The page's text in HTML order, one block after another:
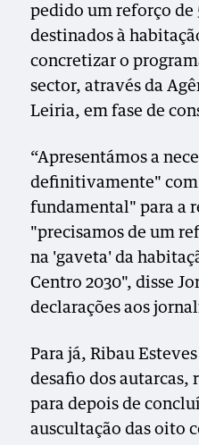
pedido um reforço de
destinados à
concretizar o
sector, através da
Leiria, em fase de
“Apresentámos a
definitivamente" com
fundamental" para a
"precisamos de um
na 'gaveta' da
Centro 2030", disse
declarações aos
Para já, Ribau
desafio dos autarcas,
para depois de
auscultação das oito